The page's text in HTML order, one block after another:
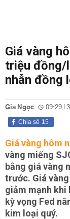
Giá vàng
triệu đồng/
nhẫn đồng
Gia Ngọc 09:29 |
15
Chia sẻ
Giá vàng hôm
vàng miếng
bằng giá vàng
trước. Giá
giảm mạnh khi
kỳ vọng Fed
kim loại quý.